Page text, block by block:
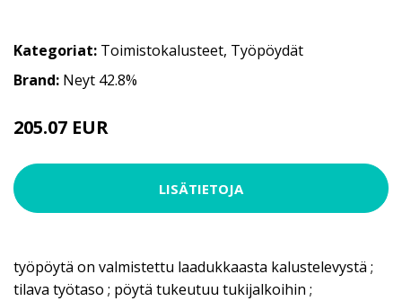
Kategoriat: Toimistokalusteet, Työpöydät
Brand: Neyt 42.8%
205.07 EUR
LISÄTIETOJA
työpöytä on valmistettu laadukkaasta kalustelevystä ;
tilava työtaso ; pöytä tukeutuu tukijalkoihin ;